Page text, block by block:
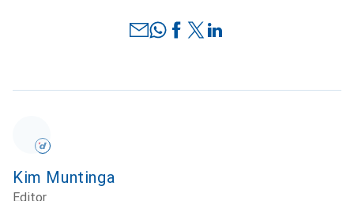
Kim Muntinga
Editor